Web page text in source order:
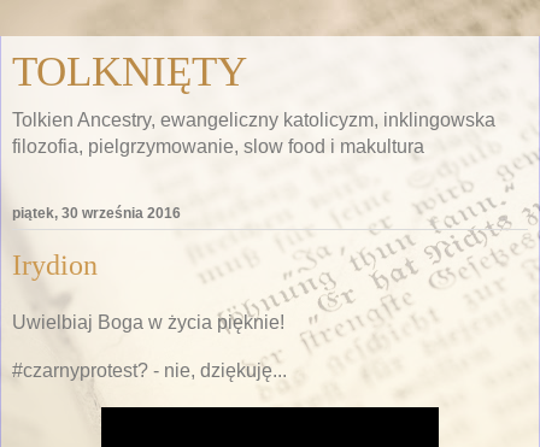
TOLKNIĘTY
Tolkien Ancestry, ewangeliczny katolicyzm, inklingowska
filozofia, pielgrzymowanie, slow food i makultura
piątek, 30 września 2016
Irydion
Uwielbiaj Boga w życia pięknie!
#czarnyprotest? - nie, dziękuję...